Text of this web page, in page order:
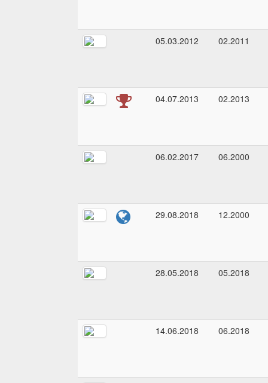
05.03.2012 02.2011
04.07.2013 02.2013
06.02.2017 06.2000
29.08.2018 12.2000
28.05.2018 05.2018
14.06.2018 06.2018